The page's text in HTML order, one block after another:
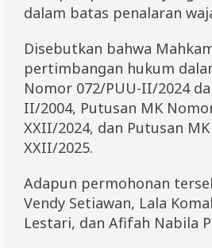
dalam batas penalaran
Disebutkan bahwa
pertimbangan hukum
Nomor 072/PUU-II/2024
II/2004, Putusan MK
XXII/2024, dan Putusan
XXII/2025.
Adapun permohonan
Vendy Setiawan, Lala
Lestari, dan Afifah Nabila